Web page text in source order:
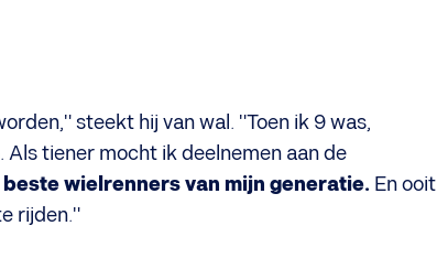
steekt hij van wal. "Toen ik 9 was,
Als tiener mocht ik deelnemen aan de
beste wielrenners van mijn generatie. En ooit
rijden."